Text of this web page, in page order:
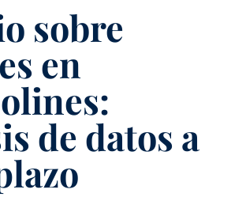
sobre
en
de datos a